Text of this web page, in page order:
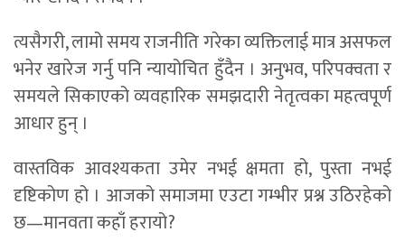
त्यसैगरी, लामो समय राजनीति गरेका व्यक्तिलाई मात्र असफल
भनेर खारेज गर्नु पनि न्यायोचित हुँदैन । अनुभव, परिपक्वता र
समयले सिकाएको व्यवहारिक समझदारी नेतृत्वका महत्वपूर्ण
आधार हुन् ।
वास्तविक आवश्यकता उमेर नभई क्षमता हो, पुस्ता नभई
दृष्टिकोण हो । आजको समाजमा एउटा गम्भीर प्रश्न उठिरहेको
छ—मानवता कहाँ हरायो?